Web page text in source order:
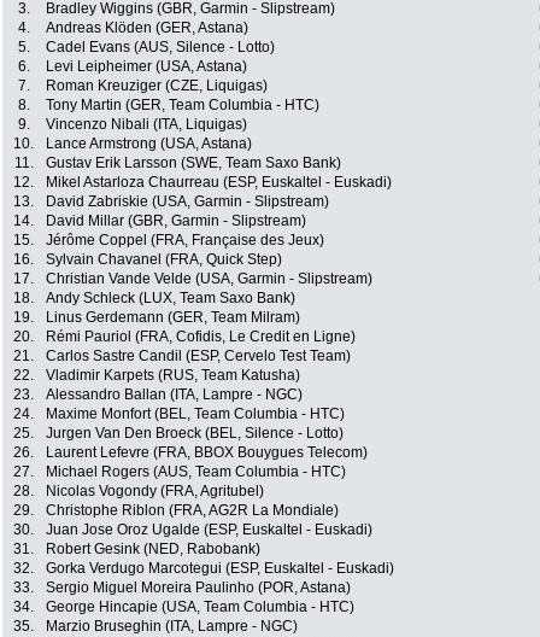
3. Bradley Wiggins (GBR, Garmin - Slipstream)
4.
Andreas Klöden (GER, Astana)
5.
Cadel Evans (AUS, Silence - Lotto)
6.
Levi Leipheimer (USA, Astana)
7.
Roman Kreuziger (CZE, Liquigas)
8.
Tony Martin (GER, Team Columbia - HTC)
9.
Vincenzo Nibali (ITA, Liquigas)
10.
Lance Armstrong (USA, Astana)
11.
Gustav Erik Larsson (SWE, Team Saxo Bank)
12.
Mikel Astarloza Chaurreau (ESP, Euskaltel - Euskadi)
13.
David Zabriskie (USA, Garmin - Slipstream)
14.
David Millar (GBR, Garmin - Slipstream)
15.
Jérôme Coppel (FRA, Française des Jeux)
16.
Sylvain Chavanel (FRA, Quick Step)
17.
Christian Vande Velde (USA, Garmin - Slipstream)
18.
Andy Schleck (LUX, Team Saxo Bank)
19.
Linus Gerdemann (GER, Team Milram)
20.
Rémi Pauriol (FRA, Cofidis, Le Credit en Ligne)
21.
Carlos Sastre Candil (ESP, Cervelo Test Team)
22.
Vladimir Karpets (RUS, Team Katusha)
23.
Alessandro Ballan (ITA, Lampre - NGC)
24.
Maxime Monfort (BEL, Team Columbia - HTC)
25.
Jurgen Van Den Broeck (BEL, Silence - Lotto)
26.
Laurent Lefevre (FRA, BBOX Bouygues Telecom)
27.
Michael Rogers (AUS, Team Columbia - HTC)
28.
Nicolas Vogondy (FRA, Agritubel)
29.
Christophe Riblon (FRA, AG2R La Mondiale)
30.
Juan Jose Oroz Ugalde (ESP, Euskaltel - Euskadi)
31.
Robert Gesink (NED, Rabobank)
32.
Gorka Verdugo Marcotegui (ESP, Euskaltel - Euskadi)
33.
Sergio Miguel Moreira Paulinho (POR, Astana)
34.
George Hincapie (USA, Team Columbia - HTC)
35.
Marzio Bruseghin (ITA, Lampre - NGC)